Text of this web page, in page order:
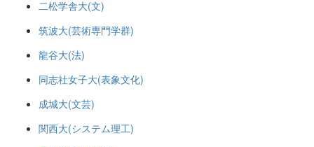
二松学舎大(文)
筑波大(芸術専門学群)
龍谷大(法)
同志社女子大(表象文化)
成城大(文芸)
関西大(システム理工)